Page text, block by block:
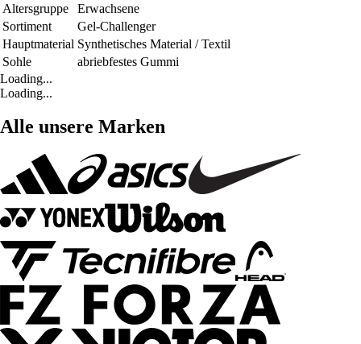
Altersgruppe
Erwachsene
Sortiment
Gel-Challenger
Hauptmaterial Synthetisches Material / Textil
Sohle
abriebfestes Gummi
Loading...
Loading...
Alle unsere Marken